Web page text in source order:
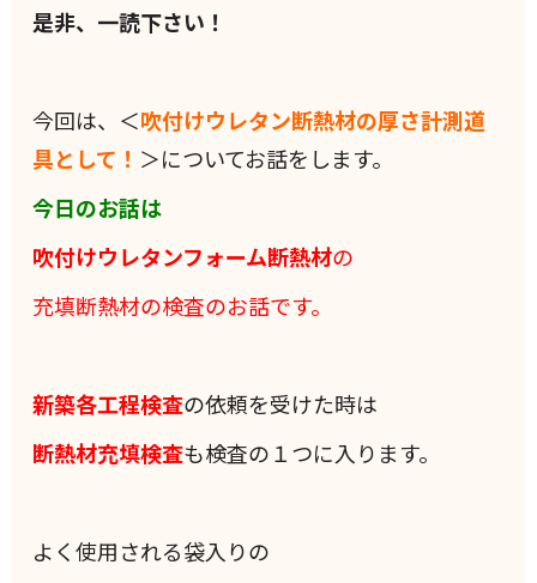
是非、一読下さい！
今回は、＜吹付けウレタン断熱材の厚さ計測道
具として！ ＞についてお話をします。
今日のお話は
吹付けウレタンフォーム断熱材の
充填断熱材の検査のお話です。
新築各工程検査の依頼を受けた時は
断熱材充填検査も検査の１つに入ります。
よく使用される袋入りの